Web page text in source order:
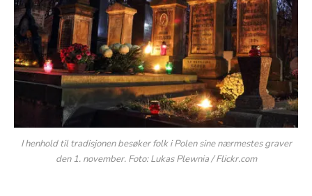
I henhold til tradisjonen besøker folk i Polen sine nærmestes graver
den 1. november. Foto: Lukas Plewnia / Flickr.com